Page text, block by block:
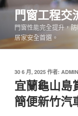
跳
要
內
門窗工程交
門窗性能完全提升，
居家安全首選。
發
佈
於
30 6 月, 2025 作者: ADMIN
宜蘭龜山島
簡便新竹汽